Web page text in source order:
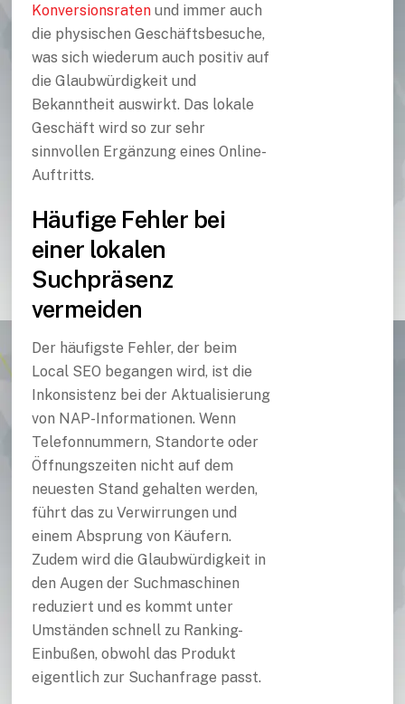
Konversionsratenund immer auch
die physischen Geschäftsbesuche,
was sich wiederum auch positiv auf
die Glaubwürdigkeit und
Bekanntheit auswirkt. Das lokale
Geschäft wird so zur sehr
sinnvollen Ergänzung eines Online-
Auftritts.
Häufige Fehler bei
einer lokalen
Suchpräsenz
vermeiden
Der häufigste Fehler, der beim
Local SEO begangen wird, ist die
Inkonsistenz bei der Aktualisierung
von NAP-Informationen. Wenn
Telefonnummern, Standorte oder
Öffnungszeiten nicht auf dem
neuesten Stand gehalten werden,
führt das zu Verwirrungen und
einem Absprung von Käufern.
Zudem wird die Glaubwürdigkeit in
den Augen der Suchmaschinen
reduziert und es kommt unter
Umständen schnell zu Ranking-
Einbußen, obwohl das Produkt
eigentlich zur Suchanfrage passt.